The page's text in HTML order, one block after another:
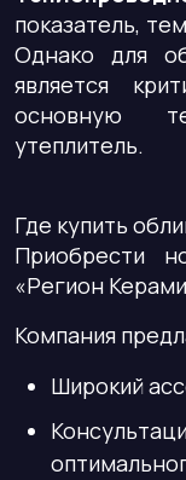
показатель,
Однако для
является
основную
утеплитель.
Где купить
Приобрести
«Регион
Компания
Широкий